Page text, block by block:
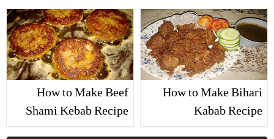
How to Make Beef
Shami Kebab Recipe
How to Make Bihari
Kabab Recipe